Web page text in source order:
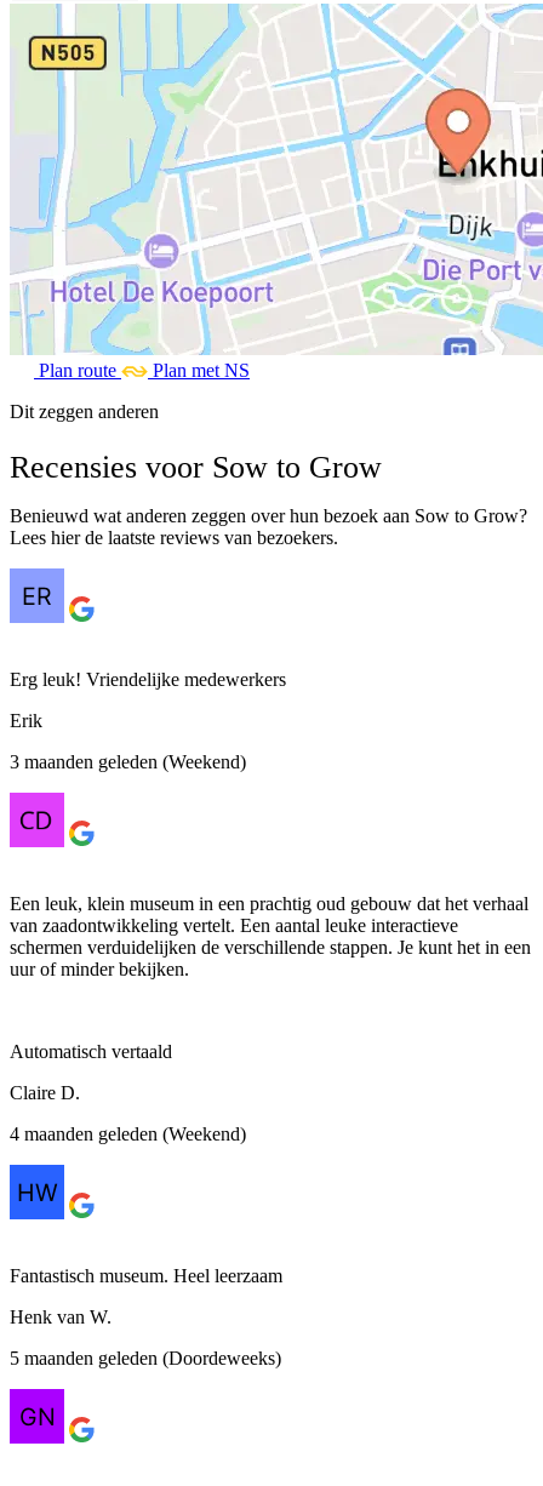
Plan route
Plan met NS
Dit zeggen anderen
Recensies voor Sow to Grow
Benieuwd wat anderen zeggen over hun bezoek aan Sow to Grow?
Lees hier de laatste reviews van bezoekers.
Erg leuk! Vriendelijke medewerkers
Erik
3 maanden geleden (Weekend)
Een leuk, klein museum in een prachtig oud gebouw dat het verhaal
van zaadontwikkeling vertelt. Een aantal leuke interactieve
schermen verduidelijken de verschillende stappen. Je kunt het in een
uur of minder bekijken.
Automatisch vertaald
Claire D.
4 maanden geleden (Weekend)
Fantastisch museum. Heel leerzaam
Henk van W.
5 maanden geleden (Doordeweeks)